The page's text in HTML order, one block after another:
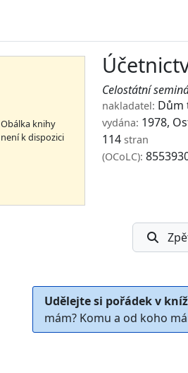
Obálka knihy
není k dispozici
Celostátní
nakladatel: Dům
vydána: 1978,
114 stran
(OCoLC):
Udělejte si pořádek v
mám? Komu a od koho